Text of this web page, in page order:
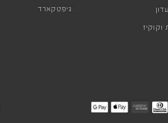
וקוקיז
גיפטקארד